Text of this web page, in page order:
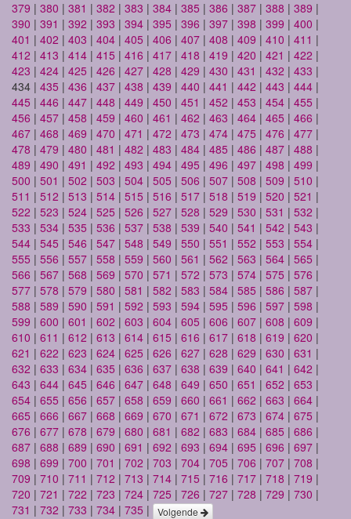
379 | 380 | 381 | 382 | 383 | 384 | 385 | 386 | 387 | 388 | 389 |
390 | 391 | 392 | 393 | 394 | 395 | 396 | 397 | 398 | 399 | 400 |
401 | 402 | 403 | 404 | 405 | 406 | 407 | 408 | 409 | 410 | 411 |
412 | 413 | 414 | 415 | 416 | 417 | 418 | 419 | 420 | 421 | 422 |
423 | 424 | 425 | 426 | 427 | 428 | 429 | 430 | 431 | 432 | 433 |
434 | 435 | 436 | 437 | 438 | 439 | 440 | 441 | 442 | 443 | 444 |
445 | 446 | 447 | 448 | 449 | 450 | 451 | 452 | 453 | 454 | 455 |
456 | 457 | 458 | 459 | 460 | 461 | 462 | 463 | 464 | 465 | 466 |
467 | 468 | 469 | 470 | 471 | 472 | 473 | 474 | 475 | 476 | 477 |
478 | 479 | 480 | 481 | 482 | 483 | 484 | 485 | 486 | 487 | 488 |
489 | 490 | 491 | 492 | 493 | 494 | 495 | 496 | 497 | 498 | 499 |
500 | 501 | 502 | 503 | 504 | 505 | 506 | 507 | 508 | 509 | 510 |
511 | 512 | 513 | 514 | 515 | 516 | 517 | 518 | 519 | 520 | 521 |
522 | 523 | 524 | 525 | 526 | 527 | 528 | 529 | 530 | 531 | 532 |
533 | 534 | 535 | 536 | 537 | 538 | 539 | 540 | 541 | 542 | 543 |
544 | 545 | 546 | 547 | 548 | 549 | 550 | 551 | 552 | 553 | 554 |
555 | 556 | 557 | 558 | 559 | 560 | 561 | 562 | 563 | 564 | 565 |
566 | 567 | 568 | 569 | 570 | 571 | 572 | 573 | 574 | 575 | 576 |
577 | 578 | 579 | 580 | 581 | 582 | 583 | 584 | 585 | 586 | 587 |
588 | 589 | 590 | 591 | 592 | 593 | 594 | 595 | 596 | 597 | 598 |
599 | 600 | 601 | 602 | 603 | 604 | 605 | 606 | 607 | 608 | 609 |
610 | 611 | 612 | 613 | 614 | 615 | 616 | 617 | 618 | 619 | 620 |
621 | 622 | 623 | 624 | 625 | 626 | 627 | 628 | 629 | 630 | 631 |
632 | 633 | 634 | 635 | 636 | 637 | 638 | 639 | 640 | 641 | 642 |
643 | 644 | 645 | 646 | 647 | 648 | 649 | 650 | 651 | 652 | 653 |
654 | 655 | 656 | 657 | 658 | 659 | 660 | 661 | 662 | 663 | 664 |
665 | 666 | 667 | 668 | 669 | 670 | 671 | 672 | 673 | 674 | 675 |
676 | 677 | 678 | 679 | 680 | 681 | 682 | 683 | 684 | 685 | 686 |
687 | 688 | 689 | 690 | 691 | 692 | 693 | 694 | 695 | 696 | 697 |
698 | 699 | 700 | 701 | 702 | 703 | 704 | 705 | 706 | 707 | 708 |
709 | 710 | 711 | 712 | 713 | 714 | 715 | 716 | 717 | 718 | 719 |
720 | 721 | 722 | 723 | 724 | 725 | 726 | 727 | 728 | 729 | 730 |
731 | 732 | 733 | 734 | 735 | Volgende